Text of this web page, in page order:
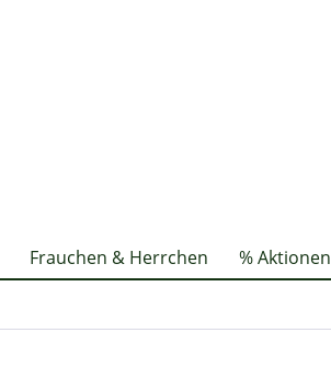
Frauchen & Herrchen % Aktionen